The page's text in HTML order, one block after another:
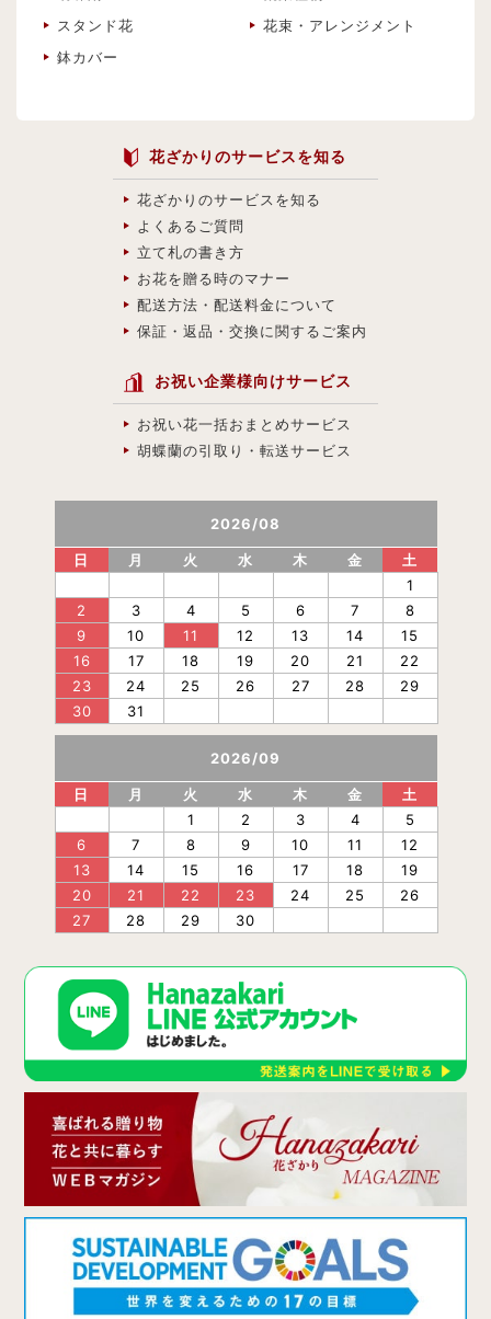
スタンド花
花束・アレンジメント
鉢カバー
花ざかりのサービスを知る
花ざかりのサービスを知る
よくあるご質問
立て札の書き方
お花を贈る時のマナー
配送方法・配送料金について
保証・返品・交換に関するご案内
お祝い企業様向けサービス
お祝い花一括おまとめサービス
胡蝶蘭の引取り・転送サービス
2026/08
日 月 火 水 木 金
土
1
2
3 4 5 6 7
8
9
10 11 12 13 14
15
16
17 18 19 20 21
22
23
24 25 26 27 28
29
30
31
2026/09
日 月 火 水 木 金
土
1
2 3 4
5
6
7 8 9 10 11
12
13
14 15 16 17 18
19
20
21 22 23 24 25
26
27
28 29 30